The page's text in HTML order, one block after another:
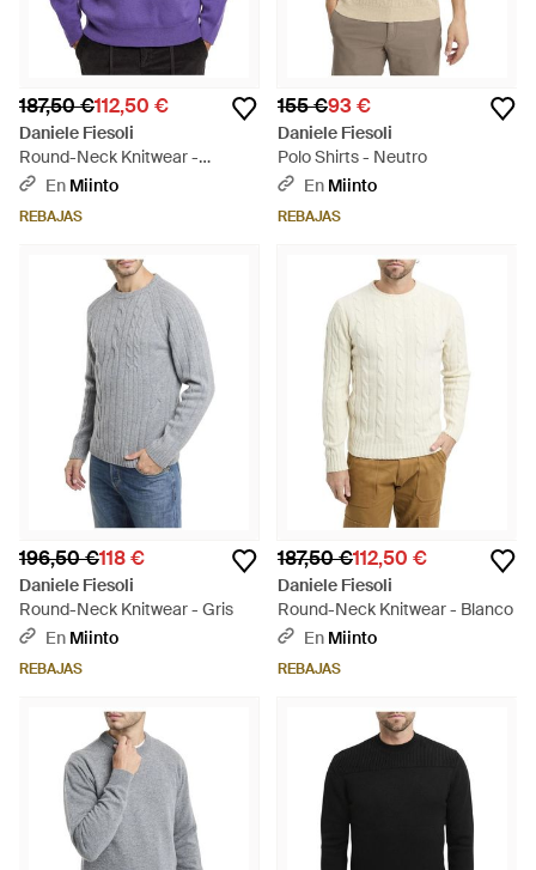
187,50 €112,50 €
Daniele Fiesoli
Round-Neck Knitwear -
Morado
En Miinto
REBAJAS
155 €93 €
Daniele Fiesoli
Polo Shirts - Neutro
En Miinto
REBAJAS
196,50 €118 €
Daniele Fiesoli
Round-Neck Knitwear - Gris
En Miinto
REBAJAS
187,50 €112,50 €
Daniele Fiesoli
Round-Neck Knitwear - Blanco
En Miinto
REBAJAS